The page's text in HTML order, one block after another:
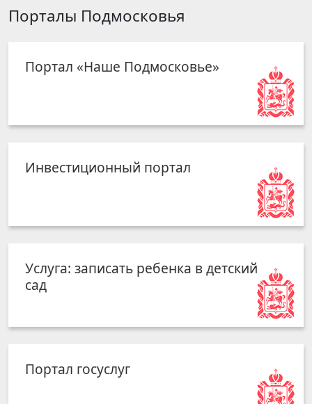
Порталы Подмосковья
Портал «Наше Подмосковье»
Инвестиционный портал
Услуга: записать ребенка в детский
сад
Портал госуслуг